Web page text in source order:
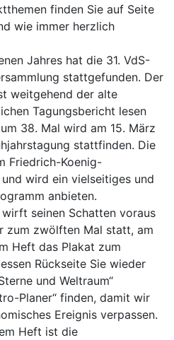
finden Sie auf Seite
wie immer herzlich
Jahres hat die 31. VdS-
stattgefunden. Der
weitgehend der alte
Tagungsbericht lesen
38. Mal wird am 15. März
stattfinden. Die
Friedrich-Koenig-
wird ein vielseitiges und
anbieten.
seinen Schatten voraus
zum zwölften Mal statt, am
Heft das Plakat zum
Rückseite Sie wieder
und Weltraum“
Planer“ finden, damit wir
Ereignis verpassen.
Heft ist die